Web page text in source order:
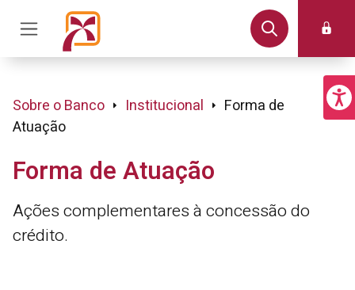
Sobre o Banco Institucional
Forma de
Atuação
Forma de Atuação
Ações complementares à concessão do
crédito.